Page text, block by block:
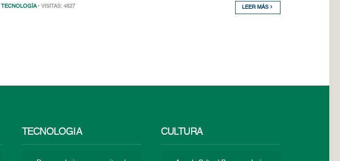
TECNOLOGÍA • VISITAS: 4827 LEER MÁS
TECNOLOGÍA CULTURA